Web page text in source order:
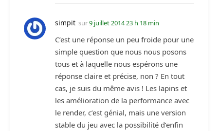
simpit sur9 juillet 2014 23 h 18 min
C’est une réponse un peu froide pour une
simple question que nous nous posons
tous et à laquelle nous espérons une
réponse claire et précise, non ? En tout
cas, je suis du même avis ! Les lapins et
les amélioration de la performance avec
le render, c’est génial, mais une version
stable du jeu avec la possibilité d’enfin